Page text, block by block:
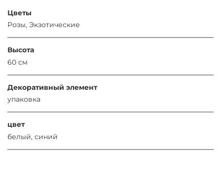
Цветы
Розы, Экзотические
Высота
60 см
Декоративный элемент
упаковка
цвет
белый, синий